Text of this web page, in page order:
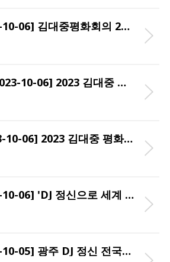
[광주드림/2023-10-06] 김대중평화회의 2일차...“불확실한 세계 DJ 다시 불러”
[kbc광주방송/2023-10-06] 2023 김대중 평화회의 오늘 폐회
[목포MBC/2023-10-06] 2023 김대중 평화회의 폐막..'한반도 평화 모색'
[한국일보/2023-10-06] 'DJ 정신으로 세계 위기 극복' …2023 김대중평화회의 폐막
[노컷뉴스/2023-10-05] 광주 DJ 정신 전국화·국제화 외치지만…장소는 전남에서만?